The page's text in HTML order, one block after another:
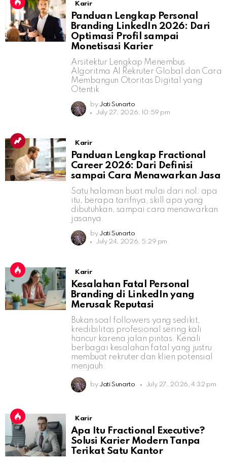
Karir
Panduan Lengkap Personal
Branding LinkedIn 2026: Dari
Optimasi Profil sampai
Monetisasi Karier
Arsitektur Lengkap Menembus
Algoritma AI Rekruter Global dan Cara
Membangun Otoritas Digital yang
Otentik
by Jati Sunarto
July 27, 2026, 10:59 pm
Karir
Panduan Lengkap Fractional
Career 2026: Dari Definisi
sampai Cara Menawarkan Jasa
Satu halaman buat mulai dari nol: apa
itu, berapa tarifnya, skill apa yang
dibutuhkan, sampai cara menawarkan
jasanya.
by Jati Sunarto
July 24, 2026, 5:29 pm
Karir
Kesalahan Fatal Personal
Branding di LinkedIn yang
Merusak Reputasi
Bukan soal followers yang sedikit,
kredibilitas profesional sering kali
hancur karena jalan pintas. Kenali
berbagai kesalahan fatal yang justru
membuat rekruter dan klien potensial
menjauh.
by Jati Sunarto July 27, 2026, 4:32 pm
Karir
Apa Itu Fractional Executive?
Solusi Karier Modern Tanpa
Terikat Satu Kantor